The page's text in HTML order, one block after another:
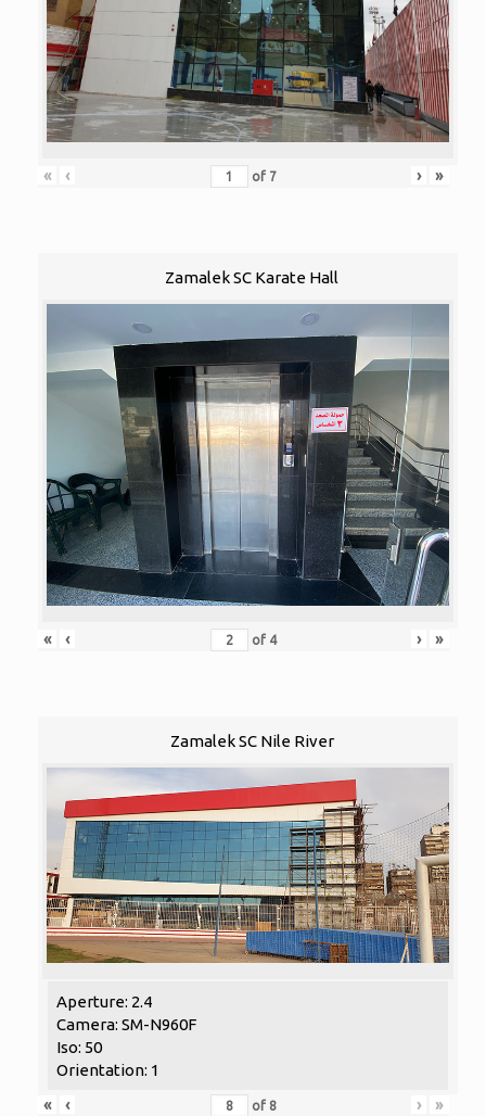
« ‹ of 7 › »
Zamalek SC Karate Hall
« ‹ of 4 › »
Zamalek SC Nile River
Aperture: 2.4
Camera: SM-N960F
Iso: 50
Orientation: 1
«
‹ of 8 › »